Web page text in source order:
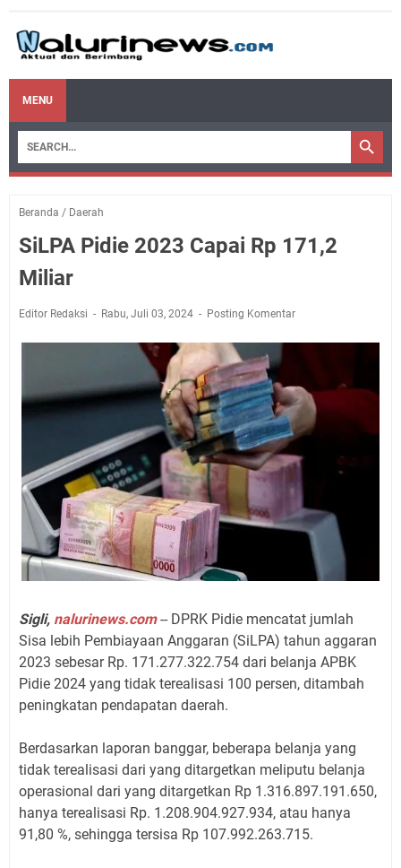
MENU
Beranda / Daerah
SiLPA Pidie 2023 Capai Rp 171,2
Miliar
Editor Redaksi Rabu, Juli 03, 2024 Posting Komentar
Sigli, nalurinews.com-- DPRK Pidie mencatat jumlah
Sisa lebih Pembiayaan Anggaran (SiLPA) tahun aggaran
2023 sebesar Rp. 171.277.322.754 dari belanja APBK
Pidie 2024 yang tidak terealisasi 100 persen, ditambah
peningkatan pendapatan daerah.
Berdasarkan laporan banggar, beberapa belanja yang
tidak terealisasi dari yang ditargetkan meliputu belanja
operasional dari yang ditargetkan Rp 1.316.897.191.650,
hanya terealisasi Rp. 1.208.904.927.934, atau hanya
91,80 %, sehingga tersisa Rp 107.992.263.715.